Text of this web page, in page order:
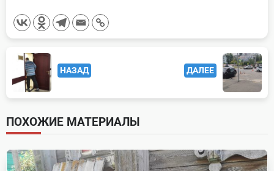
<span
class="nav-
subtitle
screen-
reader-
text">Page</span>
НАЗАД ДАЛЕЕ
ПОХОЖИЕ МАТЕРИАЛЫ